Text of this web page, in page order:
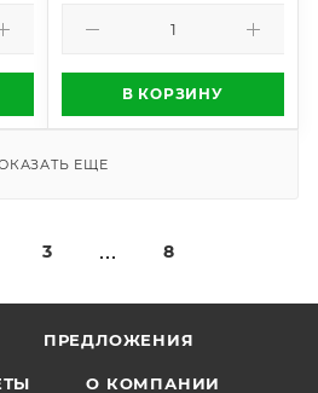
В КОРЗИНУ
ЕЩЕ
3 8
ПРЕДЛОЖЕНИЯ
О КОМПАНИИ